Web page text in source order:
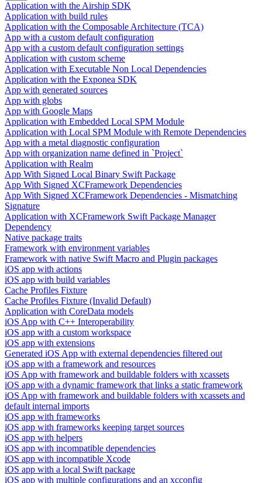
Application with the Airship SDK
Application with build rules
Application with the Composable Architecture (TCA)
App with a custom default configuration
App with a custom default configuration settings
Application with custom scheme
Application with Executable Non Local Dependencies
Application with the Exponea SDK
App with generated sources
App with globs
App with Google Maps
Application with Embedded Local SPM Module
Application with Local SPM Module with Remote Dependencies
App with a metal diagnostic configuration
App with organization name defined in `Project`
Application with Realm
App With Signed Local Binary Swift Package
App With Signed XCFramework Dependencies
App With Signed XCFramework Dependencies - Mismatching
Signature
Application with XCFramework Swift Package Manager
Dependency
Native package traits
Framework with environment variables
Framework with native Swift Macro and Plugin packages
iOS app with actions
iOS app with build variables
Cache Profiles Fixture
Cache Profiles Fixture (Invalid Default)
Application with CoreData models
iOS App with C++ Interoperability
iOS app with a custom workspace
iOS app with extensions
Generated iOS App with external dependencies filtered out
iOS app with a framework and resources
iOS App with framework and buildable folders with xcassets
iOS app with a dynamic framework that links a static framework
iOS App with framework and buildable folders with xcassets and
default internal imports
iOS app with frameworks
iOS app with frameworks keeping target sources
iOS app with helpers
iOS app with incompatible dependencies
iOS app with incompatible Xcode
iOS app with a local Swift package
iOS app with multiple configurations and an xcconfig